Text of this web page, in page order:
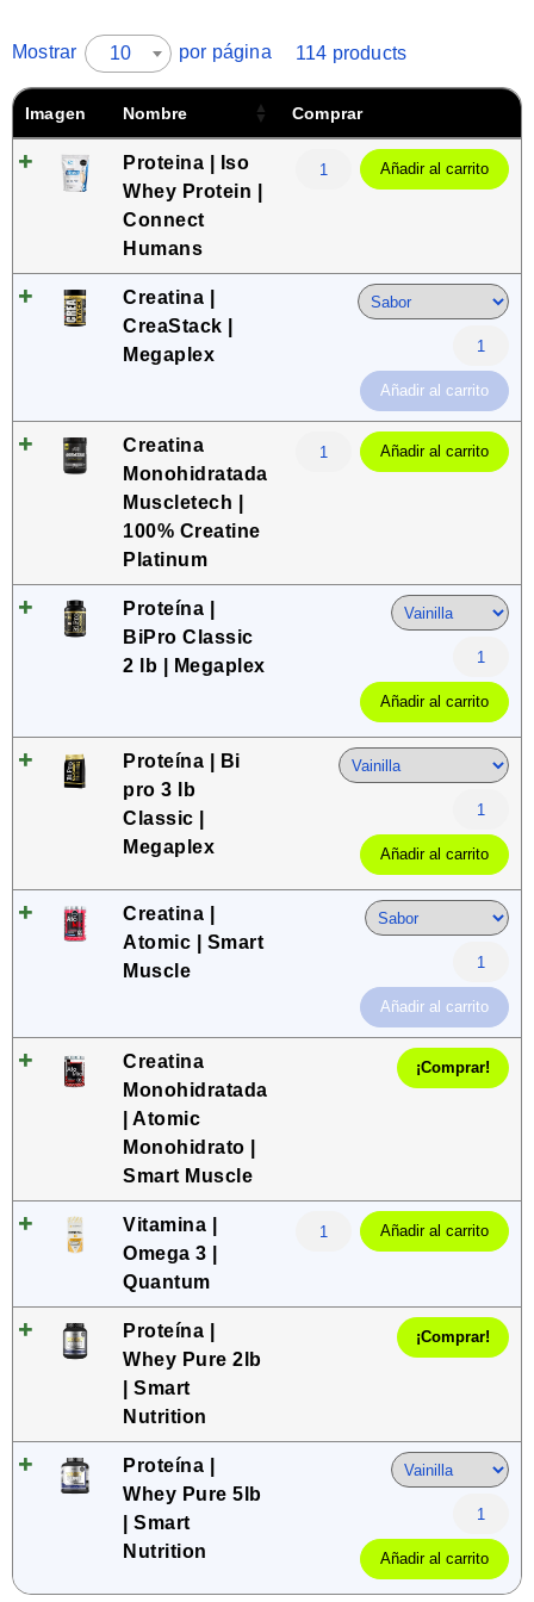
Mostrar 10 por página 114 products
Imagen Nombre Comprar
Proteina | Iso
Whey Protein |
Connect
Humans
Añadir al carrito
Creatina |
CreaStack |
Megaplex
Añadir al carrito
Creatina
Monohidratada
Muscletech |
100% Creatine
Platinum
Añadir al carrito
Proteína |
BiPro Classic
2 lb | Megaplex
Añadir al carrito
Proteína | Bi
pro 3 lb
Classic |
Megaplex
Añadir al carrito
Creatina |
Atomic | Smart
Muscle
Añadir al carrito
Creatina
Monohidratada
| Atomic
Monohidrato |
Smart Muscle
¡Comprar!
Vitamina |
Omega 3 |
Quantum
Añadir al carrito
Proteína |
Whey Pure 2lb
| Smart
Nutrition
¡Comprar!
Proteína |
Whey Pure 5lb
| Smart
Nutrition
Añadir al carrito